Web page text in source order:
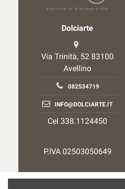
Dolciarte
Via Trinità, 52 83100
Avellino
082534719
INFO@DOLCIARTE.IT
Cel 338.1124450
P.IVA 02503050649